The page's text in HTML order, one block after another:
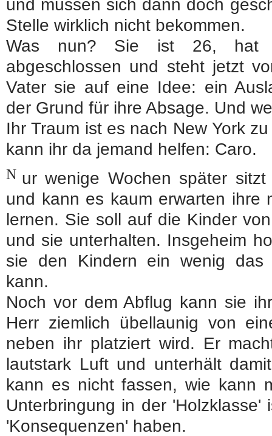
und müssen sich dann doch
Stelle wirklich nicht bekommen.
Was nun? Sie ist 26, hat
abgeschlossen und steht jetzt
Vater sie auf eine Idee: ein
der Grund für ihre Absage. Und
Ihr Traum ist es nach New York
kann ihr da jemand helfen: Caro.
N ur wenige Wochen später
und kann es kaum erwarten ihre
lernen. Sie soll auf die Kinder
und sie unterhalten. Insgeheim
sie den Kindern ein wenig das
kann.
Noch vor dem Abflug kann sie
Herr ziemlich übellaunig von
neben ihr platziert wird. Er
lautstark Luft und unterhält
kann es nicht fassen, wie kann
Unterbringung in der
'Konsequenzen' haben.